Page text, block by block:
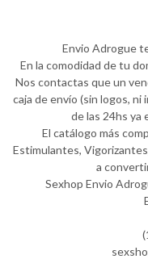
Envio Adrogue
En la comodidad de tu
Nos contactas que un
caja de envío (sin logos,
de las 24hs ya
El catálogo más
Estimulantes,
a
Sexhop Envio